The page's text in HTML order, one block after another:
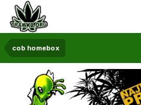
cob homebox